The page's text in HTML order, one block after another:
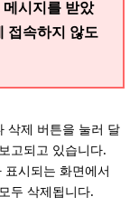
시지를 받았
접속하지 않도
삭제 버튼을 눌러 달
고되고 있습니다.
시되는 화면에서
두 삭제됩니다.